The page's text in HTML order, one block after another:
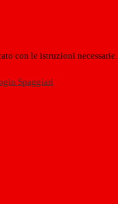
con le istruzioni necessarie.
Spaggiari